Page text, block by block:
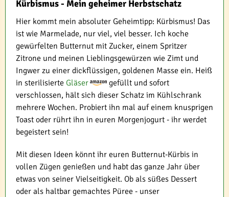
Kürbismus - Mein geheimer Herbstschatz
Hier kommt mein absoluter Geheimtipp: Kürbismus! Das
ist wie Marmelade, nur viel, viel besser. Ich koche
gewürfelten Butternut mit Zucker, einem Spritzer
Zitrone und meinen Lieblingsgewürzen wie Zimt und
Ingwer zu einer dickflüssigen, goldenen Masse ein. Heiß
in sterilisierte Gläser
gefüllt und sofort
verschlossen, hält sich dieser Schatz im Kühlschrank
mehrere Wochen. Probiert ihn mal auf einem knusprigen
Toast oder rührt ihn in euren Morgenjogurt - ihr werdet
begeistert sein!
Mit diesen Ideen könnt ihr euren Butternut-Kürbis in
vollen Zügen genießen und habt das ganze Jahr über
etwas von seiner Vielseitigkeit. Ob als süßes Dessert
oder als haltbar gemachtes Püree - unser